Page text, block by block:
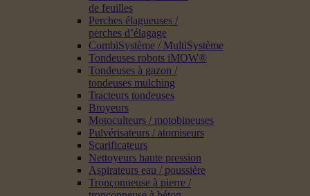
de feuilles
Perches élagueuses /
perches d’élagage
CombiSystème / MultiSystème
Tondeuses robots iMOW®
Tondeuses à gazon /
tondeuses mulching
Tracteurs tondeuses
Broyeurs
Motoculteurs / motobineuses
Pulvérisateurs / atomiseurs
Scarificateurs
Nettoyeurs haute pression
Aspirateurs eau / poussière
Tronçonneuse à pierre /